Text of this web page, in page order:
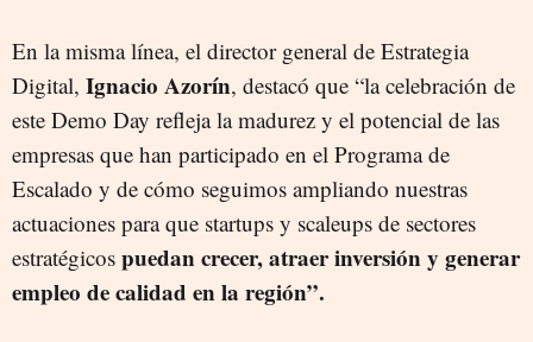
En la misma línea, el director general de Estrategia
Digital, Ignacio Azorín, destacó que “la celebración de
este Demo Day refleja la madurez y el potencial de las
empresas que han participado en el Programa de
Escalado y de cómo seguimos ampliando nuestras
actuaciones para que startups y scaleups de sectores
estratégicos puedan crecer, atraer inversión y generar
empleo de calidad en la región”.